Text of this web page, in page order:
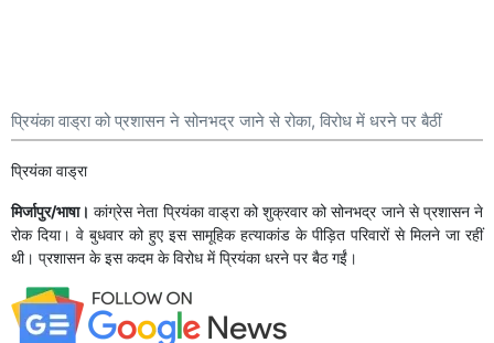
प्रियंका वाड्रा को प्रशासन ने सोनभद्र जाने से रोका, विरोध में धरने पर बैठीं
प्रियंका वाड्रा
मिर्जापुर/भाषा। कांग्रेस नेता प्रियंका वाड्रा को शुक्रवार को सोनभद्र जाने से प्रशासन ने
रोक दिया। वे बुधवार को हुए इस सामूहिक हत्याकांड के पीड़ित परिवारों से मिलने जा रहीं
थी। प्रशासन के इस कदम के विरोध में प्रियंका धरने पर बैठ गईं।